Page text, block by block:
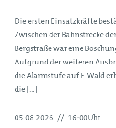
Die ersten Einsatzkräfte
Zwischen der Bahnstrecke
Bergstraße war eine
Aufgrund der weiteren
die Alarmstufe auf F-Wald
die [...]
05.08.2026 // 16:00Uhr